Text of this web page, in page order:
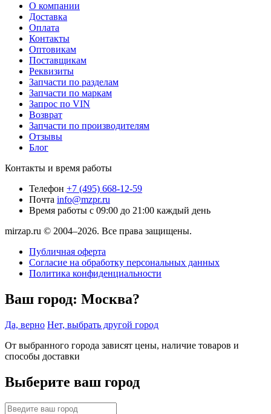
О компании
Доставка
Оплата
Контакты
Оптовикам
Поставщикам
Реквизиты
Запчасти по разделам
Запчасти по маркам
Запрос по VIN
Возврат
Запчасти по производителям
Отзывы
Блог
Контакты и время работы
Телефон +7 (495) 668-12-59
Почта info@mzpr.ru
Время работы с 09:00 до 21:00 каждый день
mirzap.ru © 2004–2026. Все права защищены.
Публичная оферта
Согласие на обработку персональных данных
Политика конфиденциальности
Ваш город: Москва?
Да, верно Нет, выбрать другой город
От выбранного города зависят цены, наличие товаров и
способы доставки
Выберите ваш город